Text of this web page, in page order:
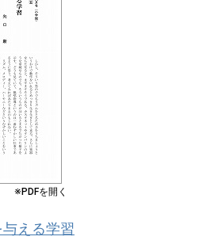
※PDFを開く
える学習